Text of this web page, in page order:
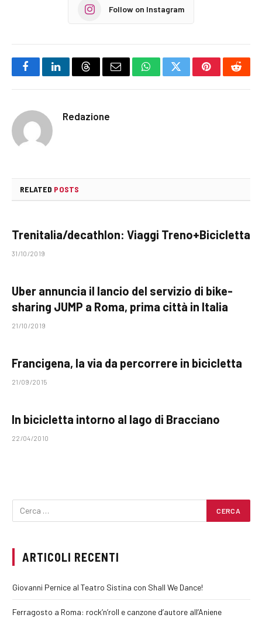
Follow on Instagram
FacebookLinkedInThreadsEmail WhatsAppTwitterPinterest
Redazione
RELATED POSTS
Trenitalia/decathlon: Viaggi Treno+Bicicletta
31/10/2019
Uber annuncia il lancio del servizio di bike-
sharing JUMP a Roma, prima città in Italia
21/10/2019
Francigena, la via da percorrere in bicicletta
21/09/2015
In bicicletta intorno al lago di Bracciano
22/04/2010
ARTICOLI RECENTI
Giovanni Pernice al Teatro Sistina con Shall We Dance!
Ferragosto a Roma: rock’n’roll e canzone d’autore all’Aniene